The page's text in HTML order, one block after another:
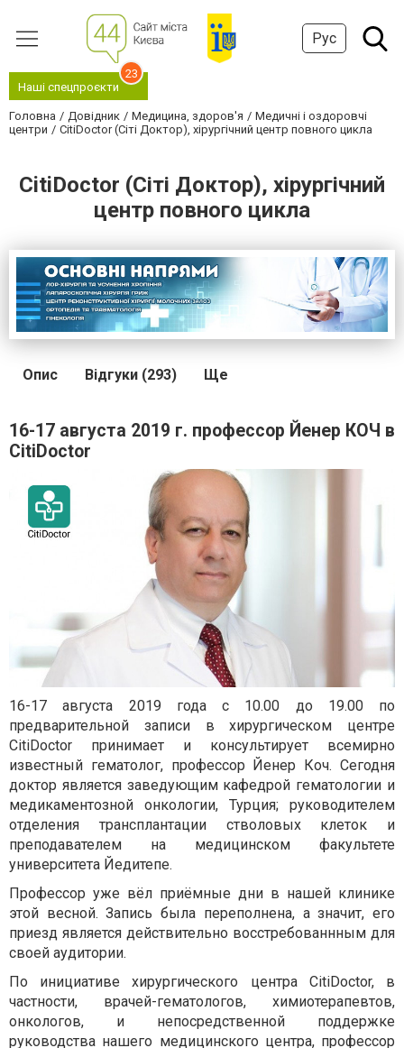
Рус
Наші спецпроєкти
23
Головна Довідник Медицина, здоров'я
Медичні і оздоровчі
центри
CitiDoctor (Сіті Доктор), хірургічний центр повного цикла
CitiDoctor (Сіті Доктор), хірургічний
центр повного цикла
Опис Відгуки (293) Ще
16-17 августа 2019 г. профессор Йенер КОЧ в
CitiDoctor
16-17 августа 2019 года с 10.00 до 19.00 по
предварительной записи в хирургическом центре
CitiDoctor принимает и консультирует всемирно
известный гематолог, профессор Йенер Коч. Сегодня
доктор является заведующим кафедрой гематологии и
медикаментозной онкологии, Турция; руководителем
отделения трансплантации стволовых клеток и
преподавателем на медицинском факультете
университета Йедитепе.
Профессор уже вёл приёмные дни в нашей клинике
этой весной. Запись была переполнена, а значит, его
приезд является действительно восстребованнным для
своей аудитории.
По инициативе хирургического центра CitiDoctor, в
частности, врачей-гематологов, химиотерапевтов,
онкологов, и непосредственной поддержке
руководства нашего медицинского центра, профессор